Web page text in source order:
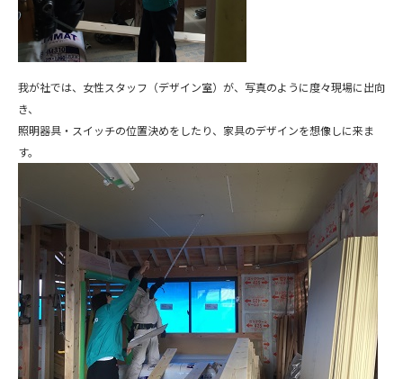
我が社では、女性スタッフ（デザイン室）が、写真のように度々現場に出向
き、
照明器具・スイッチの位置決めをしたり、家具のデザインを想像しに来ま
す。